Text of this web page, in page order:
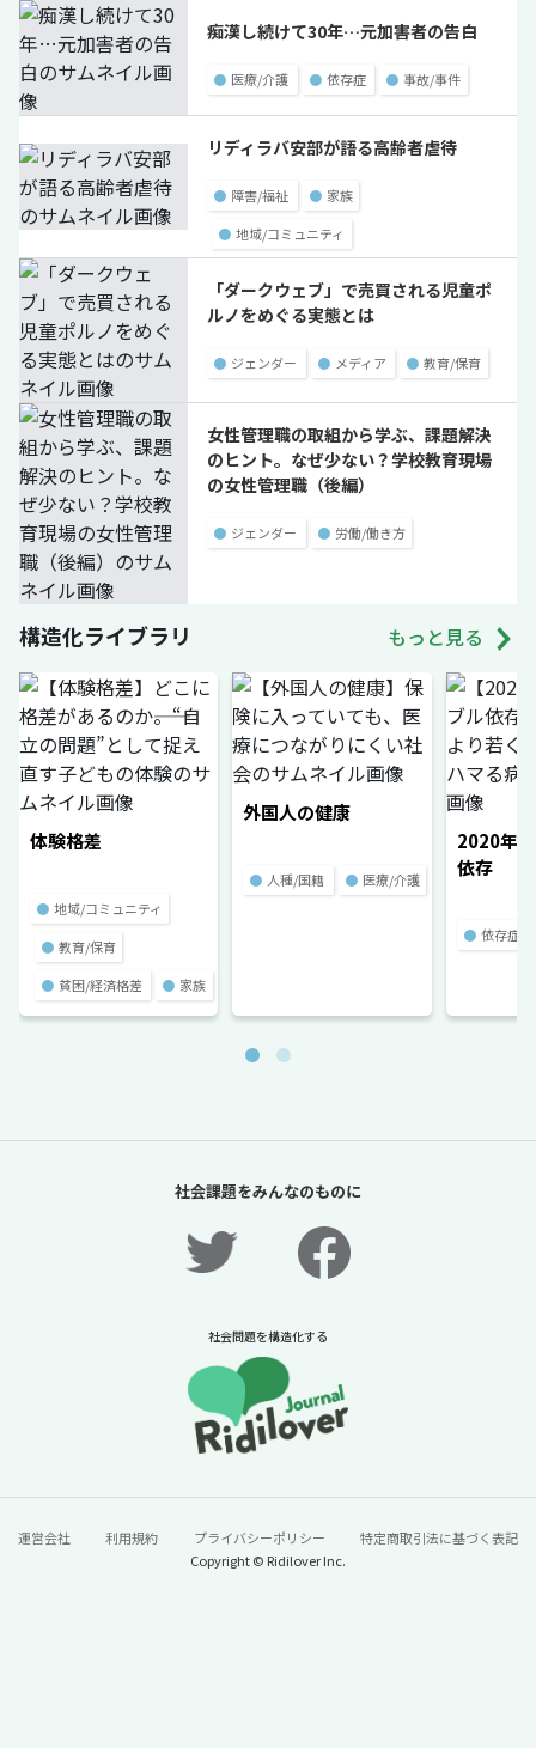
痴漢し続けて30年…元加害者の告白
● 医療/介護 ● 依存症 ● 事故/事件
リディラバ安部が語る高齢者虐待
● 障害/福祉 ● 家族
● 地域/コミュニティ
「ダークウェブ」で売買される児童ポ
ルノをめぐる実態とは
● ジェンダー ● メディア ● 教育/保育
女性管理職の取組から学ぶ、課題解決
のヒント。なぜ少ない？学校教育現場
の女性管理職（後編）
● ジェンダー ● 労働/働き方
構造化ライブラリ もっと見る
体験格差
● 地域/コミュニティ
● 教育/保育
● 貧困/経済格差 ● 家族
外国人の健康
● 人種/国籍 ● 医療/介護
2020年
依存
● 依存症
社会課題をみんなのものに
社会問題を構造化する
運営会社 利用規約 プライバシーポリシー
特定商取引法に基づく表記
Copyright © Ridilover Inc.